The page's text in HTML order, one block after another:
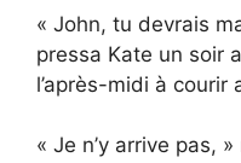
« John, tu devrais
pressa Kate un soir
l’après-midi à courir
« Je n’y arrive pas,